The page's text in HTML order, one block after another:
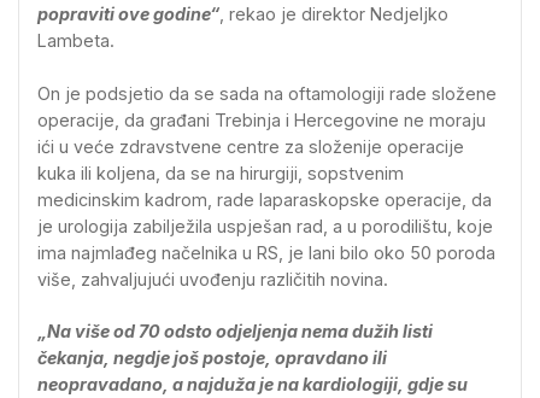
popraviti ove godine“, rekao je direktor Nedjeljko
Lambeta.
On je podsjetio da se sada na oftamologiji rade složene
operacije, da građani Trebinja i Hercegovine ne moraju
ići u veće zdravstvene centre za složenije operacije
kuka ili koljena, da se na hirurgiji, sopstvenim
medicinskim kadrom, rade laparaskopske operacije, da
je urologija zabilježila uspješan rad, a u porodilištu, koje
ima najmlađeg načelnika u RS, je lani bilo oko 50 poroda
više, zahvaljujući uvođenju različitih novina.
„Na više od 70 odsto odjeljenja nema dužih listi
čekanja, negdje još postoje, opravdano ili
neopravadano, a najduža je na kardiologiji, gdje su